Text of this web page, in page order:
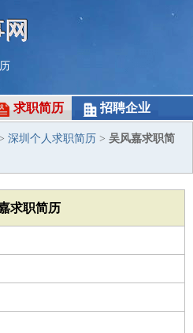
求职简历 招聘企业
深圳个人求职简历 > 吴风嘉求职简
求职简历